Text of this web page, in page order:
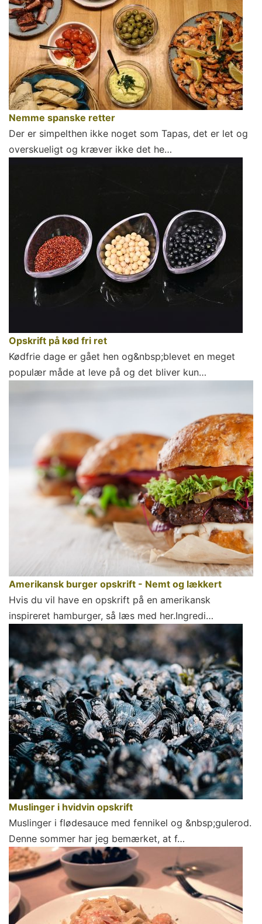
Nemme spanske retter
Der er simpelthen ikke noget som Tapas, det er let og
overskueligt og kræver ikke det he…
Opskrift på kød fri ret
Kødfrie dage er gået hen og&nbsp;blevet en meget
populær måde at leve på og det bliver kun…
Amerikansk burger opskrift - Nemt og lækkert
Hvis du vil have en opskrift på en amerikansk
inspireret hamburger, så læs med her.Ingredi…
Muslinger i hvidvin opskrift
Muslinger i flødesauce med fennikel og &nbsp;gulerod.
Denne sommer har jeg bemærket, at f…